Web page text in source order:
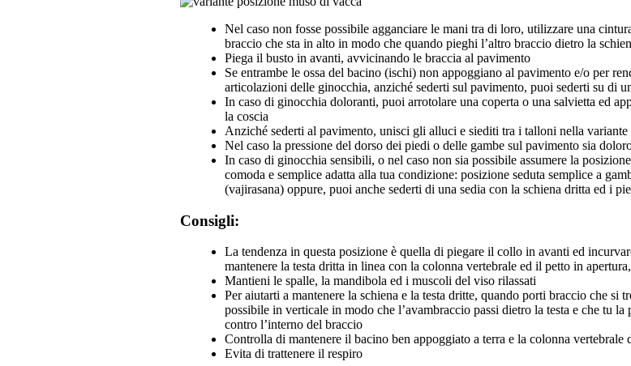
Nel caso non fosse possibile agganciare le mani tra di loro, utilizzare una
braccio che sta in alto in modo che quando pieghi l’altro braccio dietro la
Piega il busto in avanti, avvicinando le braccia al pavimento
Se entrambe le ossa del bacino (ischi) non appoggiano al pavimento e/o per
articolazioni delle ginocchia, anziché sederti sul pavimento, puoi sederti su di
In caso di ginocchia doloranti, puoi arrotolare una coperta o una salvietta ed
la coscia
Anziché sederti al pavimento, unisci gli alluci e siediti tra i talloni nella
Nel caso la pressione del dorso dei piedi o delle gambe sul pavimento sia
In caso di ginocchia sensibili, o nel caso non sia possibile assumere la
comoda e semplice adatta alla tua condizione: posizione seduta semplice a
(vajirasana) oppure, puoi anche sederti di una sedia con la schiena dritta ed i
Consigli:
La tendenza in questa posizione è quella di piegare il collo in avanti ed
mantenere la testa dritta in linea con la colonna vertebrale ed il petto in
Mantieni le spalle, la mandibola ed i muscoli del viso rilassati
Per aiutarti a mantenere la schiena e la testa dritte, quando porti braccio che
possibile in verticale in modo che l’avambraccio passi dietro la testa e che tu
contro l’interno del braccio
Controlla di mantenere il bacino ben appoggiato a terra e la colonna vertebrale
Evita di trattenere il respiro